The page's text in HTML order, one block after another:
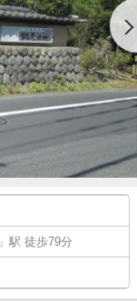
」駅 徒歩79分